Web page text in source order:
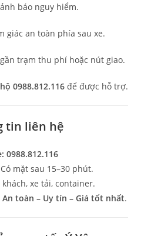
báo nguy hiểm.
giác an toàn phía sau xe.
trạm thu phí hoặc nút giao.
0988.812.116để được hỗ trợ.
tin liên hệ
0988.812.116
mặt sau 15–30 phút.
xe tải, container.
An toàn – Uy tín – Giá tốt nhất.